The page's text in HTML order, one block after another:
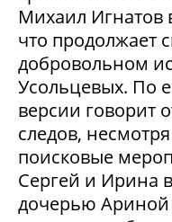
Михаил Игнатов
что продолжает
добровольном
Усольцевых. По
версии говорит
следов,
поисковые
Сергей и Ирина
дочерью Ариной